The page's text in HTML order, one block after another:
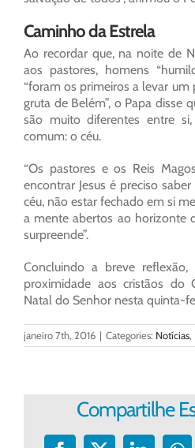
Caminho da Estrela
Ao recordar que, na noite de
aos pastores, homens
“foram os primeiros a levar um
gruta de Belém”, o Papa disse
são muito diferentes entre
comum: o céu.
“Os pastores e os Reis
encontrar Jesus é preciso
céu, não estar fechado em si
a mente abertos ao horizonte
surpreende”.
Concluindo a breve reflexão,
proximidade aos cristãos do
Natal do Senhor nesta quinta-
janeiro 7th, 2016 | Categories: Notícias,
Compartilhe